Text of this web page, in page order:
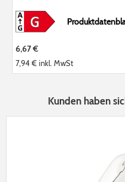
6,67 €
7,94 € inkl. MwSt
Kunden haben